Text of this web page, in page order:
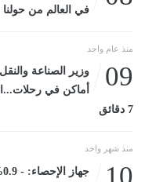
في العالم من حولنا
منذ عام واحد
09
وزير الصناعة
7 دقائق
منذ شهر واحد
جهاز الإحصاء: - 0.9% معدل التضخم الشهرى لشهر يونيو 2026